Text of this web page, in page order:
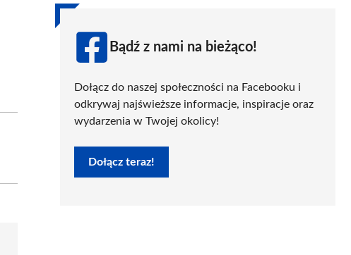
Bądź z nami na bieżąco!
Dołącz do naszej społeczności na Facebooku i
odkrywaj najświeższe informacje, inspiracje oraz
wydarzenia w Twojej okolicy!
Dołącz teraz!